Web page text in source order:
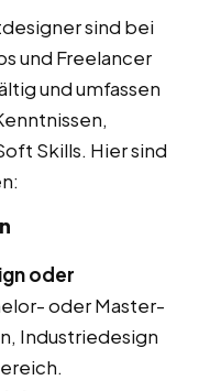
sind bei
und Freelancer
und umfassen
Skills. Hier sind
oder
oder Master-
Industriedesign